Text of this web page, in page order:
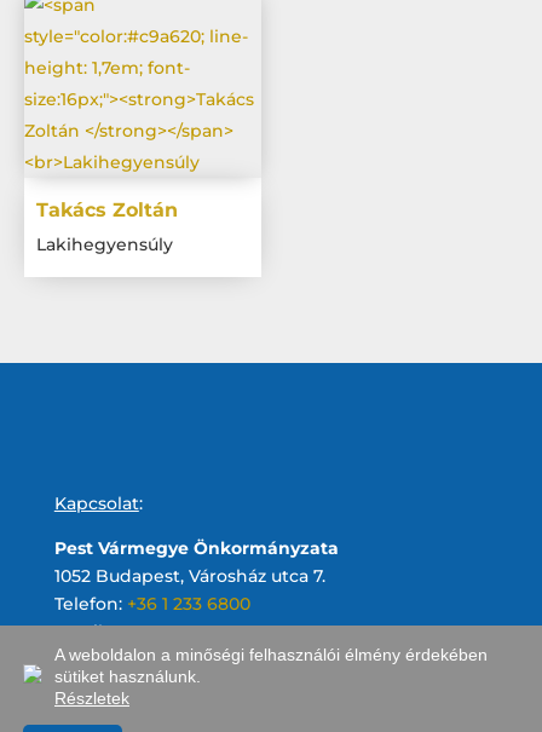
Takács Zoltán
Lakihegyensúly
Kapcsolat:
Pest Vármegye Önkormányzata
1052 Budapest, Városház utca 7.
Telefon: +36 1 233 6800
Email:
A weboldalon a minőségi felhasználói élmény érdekében
sütiket használunk.
Részletek